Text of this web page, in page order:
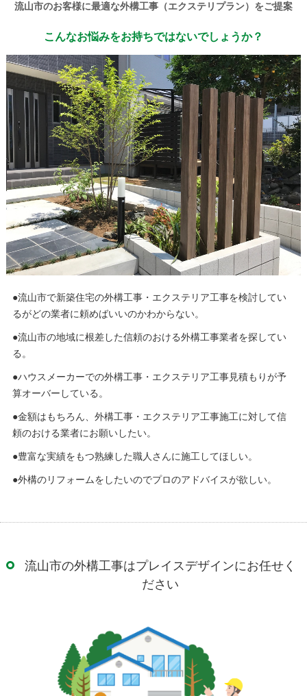
流山市のお客様に最適な外構工事（エクステリプラン）をご提案
こんなお悩みをお持ちではないでしょうか？
●流山市で新築住宅の外構工事・エクステリア工事を検討してい
るがどの業者に頼めばいいのかわからない。
●流山市の地域に根差した信頼のおける外構工事業者を探してい
る。
●ハウスメーカーでの外構工事・エクステリア工事見積もりが予
算オーバーしている。
●金額はもちろん、外構工事・エクステリア工事施工に対して信
頼のおける業者にお願いしたい。
●豊富な実績をもつ熟練した職人さんに施工してほしい。
●外構のリフォームをしたいのでプロのアドバイスが欲しい。
流山市の外構工事はプレイスデザインにお任せく
ださい